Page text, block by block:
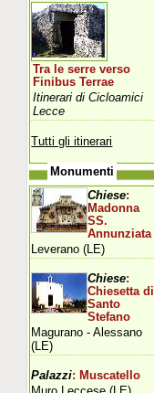
Tra le serre verso
Finibus Terrae
Itinerari di Cicloamici
Lecce
Tutti gli itinerari
Monumenti
Chiese:
Madonna
SS.
Annunziata
Leverano (LE)
Chiese:
Chiesetta di
Santo
Stefano
Magurano - Alessano
(LE)
Palazzi: Muscatello
Muro Leccese (LE)